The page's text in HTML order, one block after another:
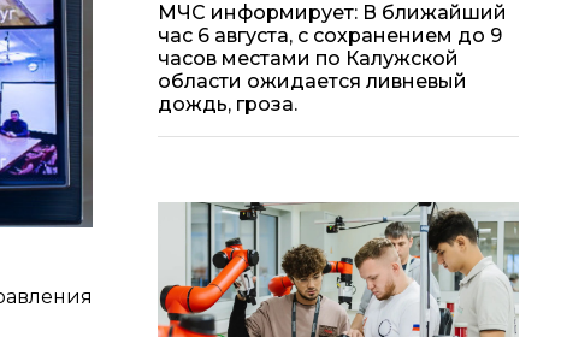
МЧС информирует: В ближайший
час 6 августа, с сохранением до 9
часов местами по Калужской
области ожидается ливневый
дождь, гроза.